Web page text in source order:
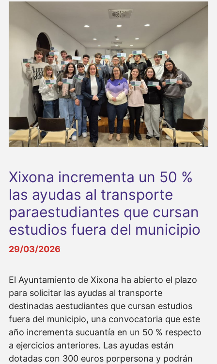
Xixona incrementa un 50 %
las ayudas al transporte
paraestudiantes que cursan
estudios fuera del municipio
29/03/2026
El Ayuntamiento de Xixona ha abierto el plazo
para solicitar las ayudas al transporte
destinadas aestudiantes que cursan estudios
fuera del municipio, una convocatoria que este
año incrementa sucuantía en un 50 % respecto
a ejercicios anteriores. Las ayudas están
dotadas con 300 euros porpersona y podrán